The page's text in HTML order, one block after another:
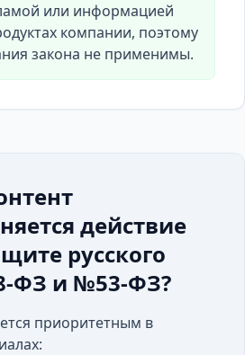
или информацией
компании, поэтому
закона не применимы.
действие
русского
ФЗ и №53-ФЗ?
приоритетным в